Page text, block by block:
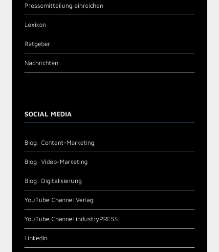
Pressemitteilung einreichen
Lexikon
Ratgeber
Nachrichten
SOCIAL MEDIA
Blog: Content-Marketing
Blog: Video-Marketing
Blog: Digitalisierung
YouTube Channel Verlag
YouTube Channel industryPRESS
LinkedIn